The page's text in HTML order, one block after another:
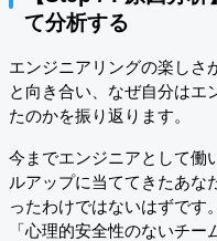
て分析する
エンジニアリングの楽しさ
と向き合い、なぜ自分はエ
たのかを振り返ります。
今までエンジニアとして働
ルアップに当ててきたあな
ったわけではないはずです
「心理的安全性のないチ